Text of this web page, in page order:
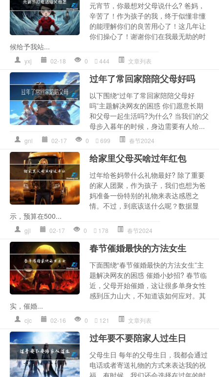
元宵节，你最想对父母说什么? 爸妈，
辛苦了！作为孩子的我，终于似懂非懂
的能理解你们的良苦用心了！这几年让
你们操心了！谢谢你们在我最无助的时
候给予我站...
yxj 02-18 0 444 文章列表
过年了常回家陪陪父母好吗
以下围绕“过年了常回家陪陪父母好
吗”主题解决网友的困惑 你们愿意长期
和父母一起生活吗?为什么? 当我们的父
母步入暮年的时候，身边需要有人给...
gnl 02-17 0 699 春节2024
给家里父母买啥过年红包
过年给爸妈带什么礼物最好? 除了重要
的家人团聚，作为孩子，我们也想为爸
妈准备一份特别的礼物来表达感恩之
情。不过，到底该送什么呢？数据显
示，预算在500...
gjl 02-17 0 178 春节2024
春节催婚最快的方法女生
下面围绕“春节催婚最快的方法女生”主
题解决网友的困惑 催婚小妙招? 春节临
近，父母开始催婚，这让很多单身女性
感到压力山大，不知道该如何应对。其
实，催婚...
cjc 02-16 0 121 文章列表
过年要不要陪家人过生日
父母生日 每年的父母生日，我都会通过
电话或者寄送礼物的方式来表达我的祝